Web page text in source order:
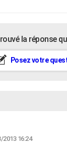
la réponse
Posez votre
16:24